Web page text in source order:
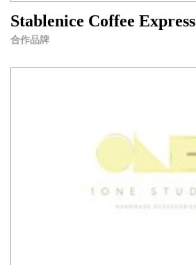
Stablenice Coffee Express
合作品牌